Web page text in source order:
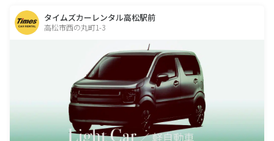
タイムズカーレンタル高松駅前
高松市西の丸町1-3